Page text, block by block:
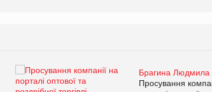
Брагина Людмила
Просування